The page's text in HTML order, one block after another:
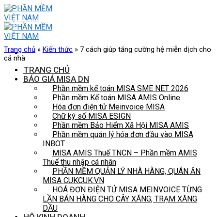
Skip
to
content
TRANG CHỦ
BÁO GIÁ MISA DN
Phần mềm kế toán MISA SME NET 2026
Phần mềm Kế toán MISA AMIS Online
Hóa đơn điện tử Meinvoice MISA
Chữ ký số MISA ESIGN
Phần mềm Bảo Hiểm Xã Hội MISA AMIS
Phần mềm quản lý hóa đơn đầu vào MISA
INBOT
MISA AMIS Thuế TNCN – Phần mềm AMIS
Thuế thu nhập cá nhân
PHẦN MỀM QUẢN LÝ NHÀ HÀNG, QUÁN ĂN
MISA CUKCUK.VN
HOÁ ĐƠN ĐIỆN TỬ MISA MEINVOICE TỪNG
LẦN BÁN HÀNG CHO CÂY XĂNG, TRẠM XĂNG
DẦU
Trang chủ » Kiến thức » 7 cách giúp tăng cường hệ miễn dịch cho
cả nhà